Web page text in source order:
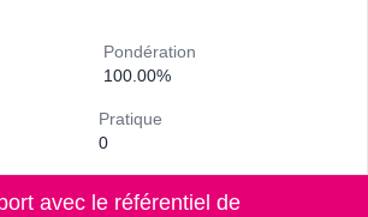
Pondération
100.00%
Pratique
0
avec le référentiel de